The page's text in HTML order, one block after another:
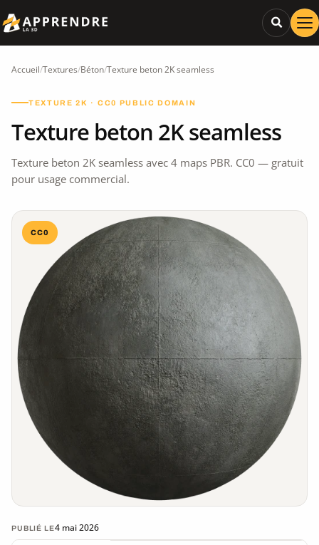
Accueil/Textures/Béton/Texture beton 2K seamless
TEXTURE 2K · CC0 PUBLIC DOMAIN
Texture beton 2K seamless
Texture beton 2K seamless avec 4 maps PBR. CC0 — gratuit
pour usage commercial.
CC0
PUBLIÉ LE4 mai 2026